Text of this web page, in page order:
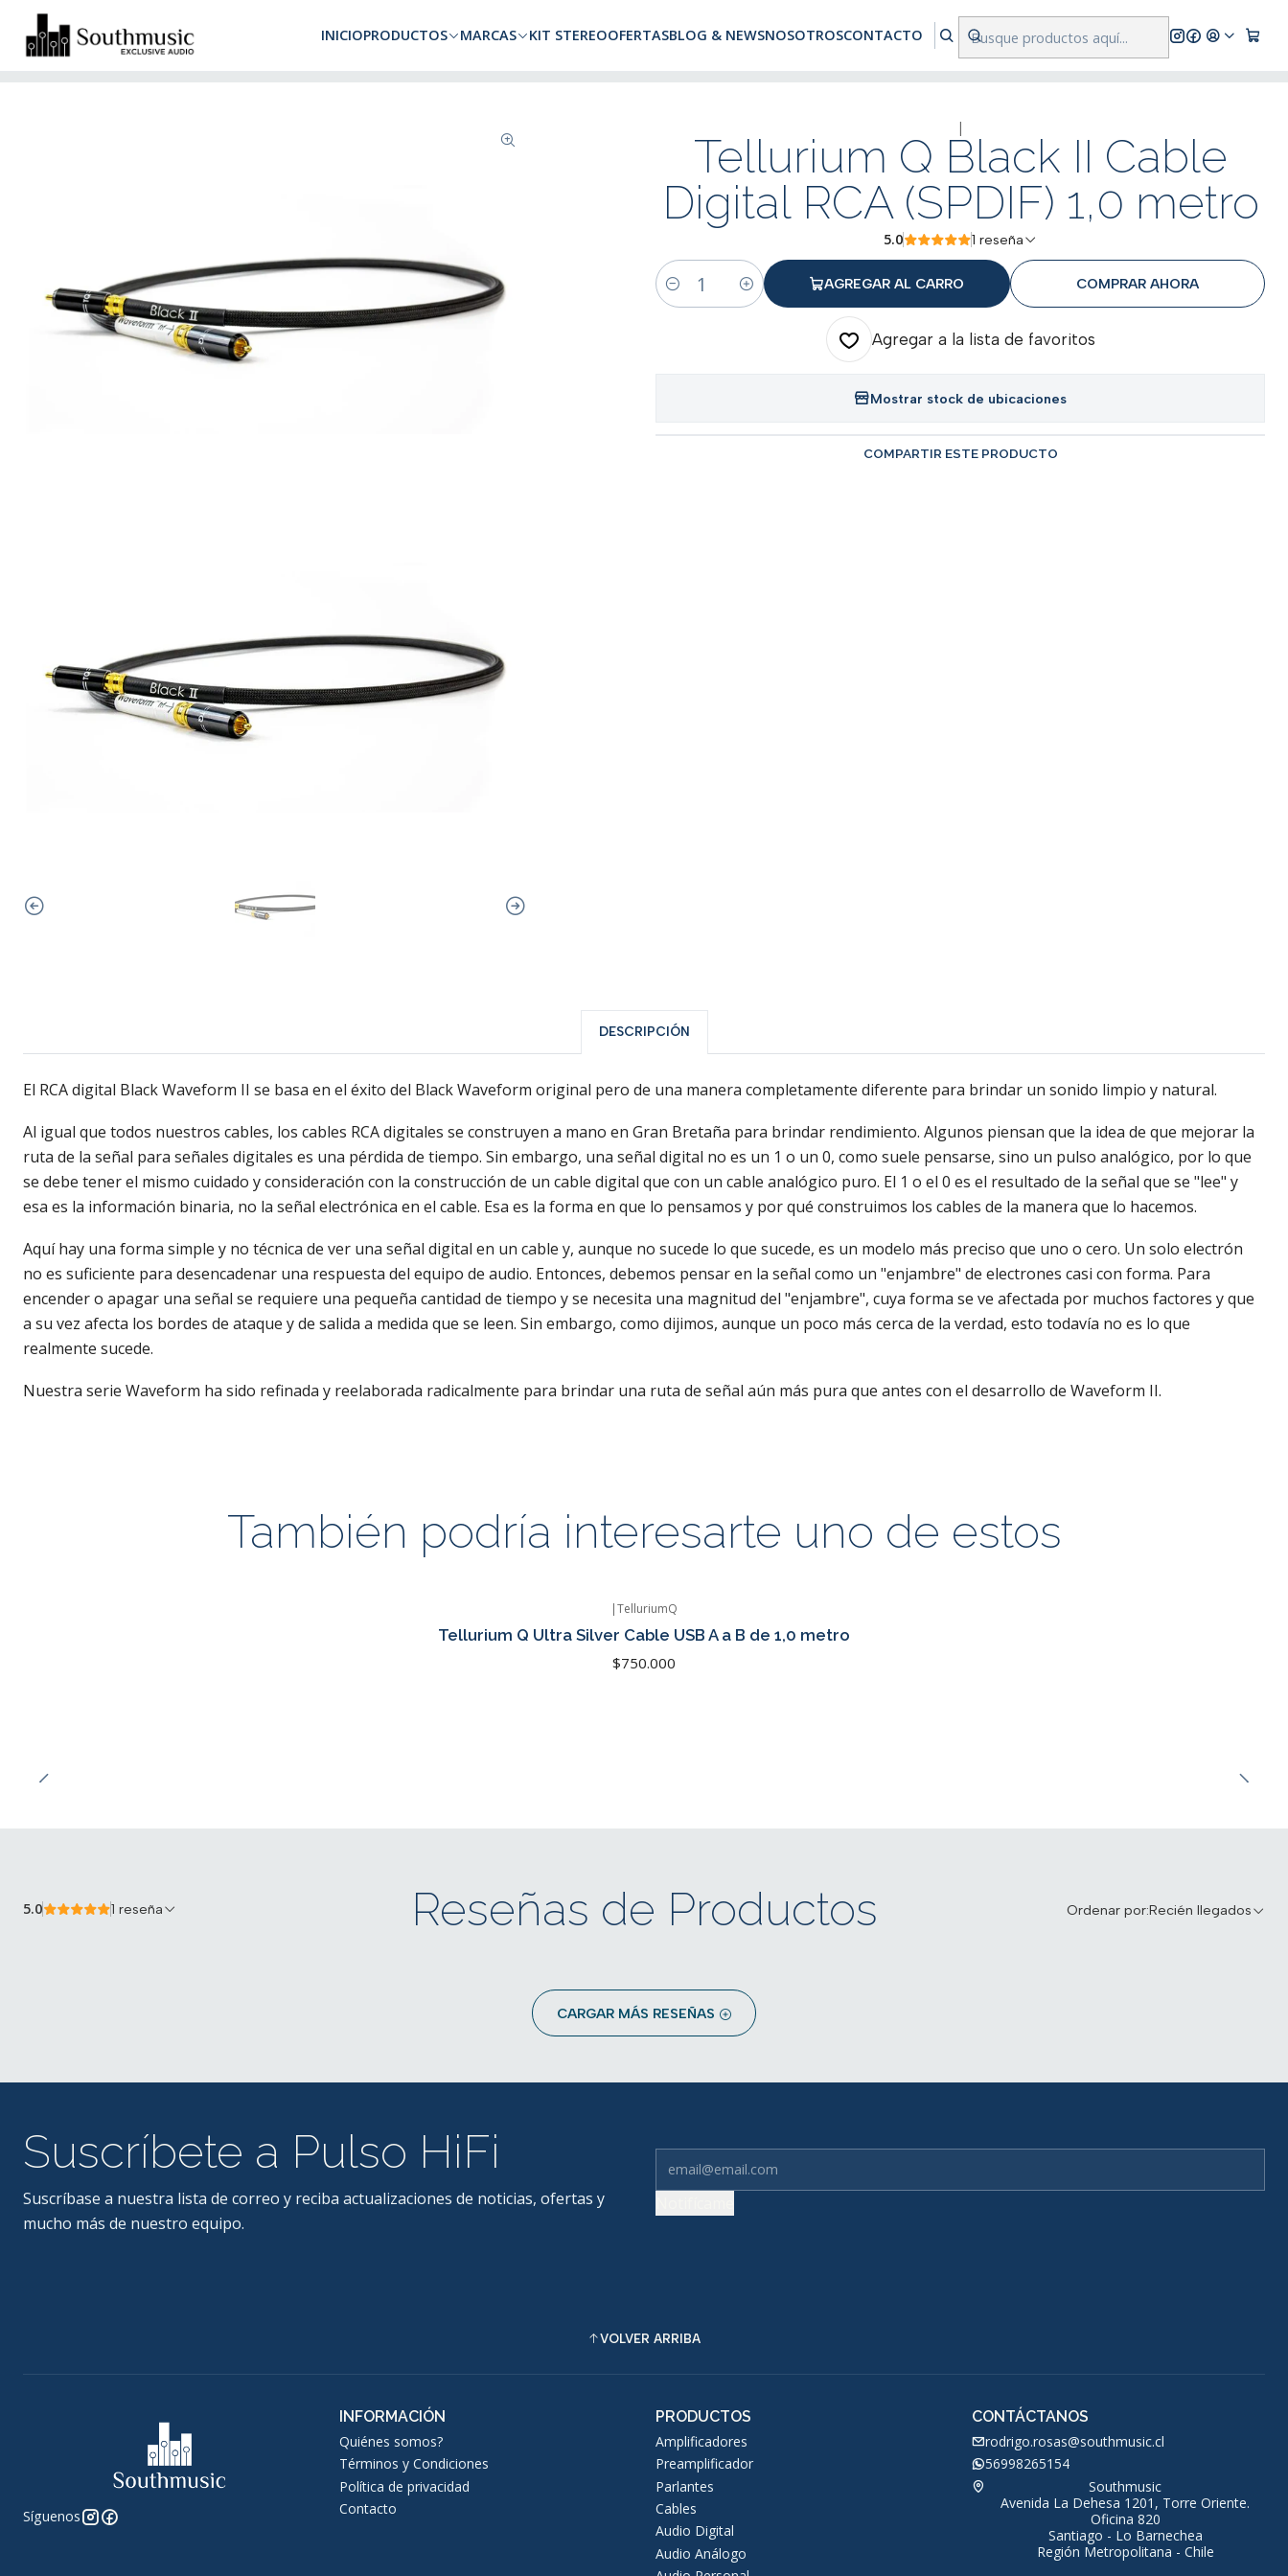
INICIOPRODUCTOS MARCAS KIT STEREOOFERTASBLOG & NEWSNOSOTROSCONTACTO
Despacho a todo Chile. Envíos gratuitos a Región Metropolitana por compras superiores a $500.000
Inicio Productos
|
Tellurium Q Black II Cable
Digital RCA (SPDIF) 1,0 metro
5.0 1 reseña
Cantidad
AGREGAR AL CARRO COMPRAR AHORA
Agregar a la lista de favoritos
Mostrar stock de ubicaciones
COMPARTIR ESTE PRODUCTO
DESCRIPCIÓN
El RCA digital Black Waveform II se basa en el éxito del Black Waveform original pero de una manera completamente diferente para brindar un sonido limpio y natural.
Al igual que todos nuestros cables, los cables RCA digitales se construyen a mano en Gran Bretaña para brindar rendimiento. Algunos piensan que la idea de que mejorar la
ruta de la señal para señales digitales es una pérdida de tiempo. Sin embargo, una señal digital no es un 1 o un 0, como suele pensarse, sino un pulso analógico, por lo que
se debe tener el mismo cuidado y consideración con la construcción de un cable digital que con un cable analógico puro. El 1 o el 0 es el resultado de la señal que se "lee" y
esa es la información binaria, no la señal electrónica en el cable. Esa es la forma en que lo pensamos y por qué construimos los cables de la manera que lo hacemos.
Aquí hay una forma simple y no técnica de ver una señal digital en un cable y, aunque no sucede lo que sucede, es un modelo más preciso que uno o cero. Un solo electrón
no es suficiente para desencadenar una respuesta del equipo de audio. Entonces, debemos pensar en la señal como un "enjambre" de electrones casi con forma. Para
encender o apagar una señal se requiere una pequeña cantidad de tiempo y se necesita una magnitud del "enjambre", cuya forma se ve afectada por muchos factores y que
a su vez afecta los bordes de ataque y de salida a medida que se leen. Sin embargo, como dijimos, aunque un poco más cerca de la verdad, esto todavía no es lo que
realmente sucede.
Nuestra serie Waveform ha sido refinada y reelaborada radicalmente para brindar una ruta de señal aún más pura que antes con el desarrollo de Waveform II.
También podría interesarte uno de estos
|TelluriumQ
Tellurium Q Ultra Silver Cable USB A a B de 1,0 metro
$750.000
Reseñas de Productos
5.0 1 reseña Ordenar por:Recién llegados
CARGAR MÁS RESEÑAS
Suscríbete a Pulso HiFi
Suscríbase a nuestra lista de correo y reciba actualizaciones de noticias, ofertas y
mucho más de nuestro equipo.
VOLVER ARRIBA
Síguenos
INFORMACIÓN
Quiénes somos?
Términos y Condiciones
Política de privacidad
Contacto
PRODUCTOS
Amplificadores
Preamplificador
Parlantes
Cables
Audio Digital
Audio Análogo
CONTÁCTANOS
rodrigo.rosas@southmusic.cl
56998265154
Southmusic
Avenida La Dehesa 1201, Torre Oriente.
Oficina 820
Santiago - Lo Barnechea
Región Metropolitana - Chile